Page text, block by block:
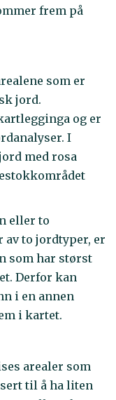
frem på
som er
jord.
og er
I
med rosa
eller to
to jordtyper, er
som har størst
Derfor kan
i en annen
i kartet.
arealer som
til å ha liten